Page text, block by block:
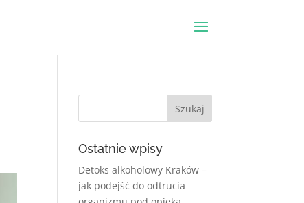
Ostatnie wpisy
Detoks alkoholowy Kraków –
jak podejść do odtrucia